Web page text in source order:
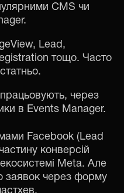
CMS чи
Lead,
тощо. Часто
через
в Events Manager.
Facebook (Lead
конверсій
Meta. Але
заявок через форму